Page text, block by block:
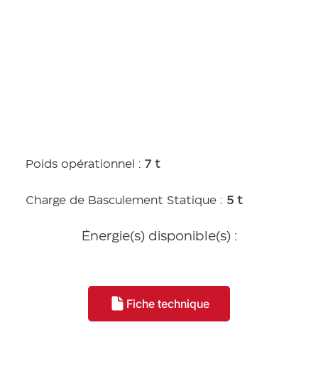
Poids opérationnel :7 t
Charge de Basculement Statique : 5 t
Énergie(s) disponible(s) :
Fiche technique